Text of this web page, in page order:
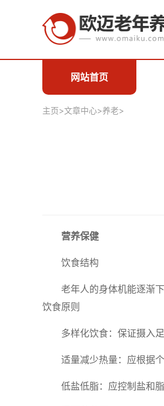
网站首页
主页>文章中心>养老>
营养保健
饮食结构
老年人的身体机能逐渐
饮食原则
多样化饮食：保证摄入
适量减少热量：应根据
低盐低脂：应控制盐和